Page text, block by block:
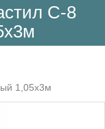
С-8
1,05х3м